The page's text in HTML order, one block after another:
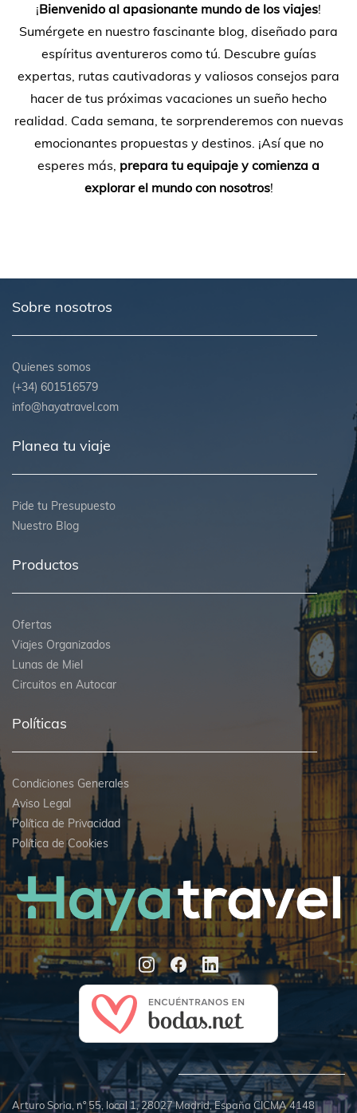
¡Bienvenido al apasionante mundo de los viajes!
Sumérgete en nuestro fascinante blog, diseñado para
espíritus aventureros como tú. Descubre guías
expertas, rutas cautivadoras y valiosos consejos para
hacer de tus próximas vacaciones un sueño hecho
realidad. Cada semana, te sorprenderemos con nuevas
emocionantes propuestas y destinos. ¡Así que no
esperes más, prepara tu equipaje y comienza a
explorar el mundo con nosotros!
Sobre nosotros
Quienes somos
(+34) 601516579
info@hayatravel.com
Planea tu viaje
Pide tu Presupuesto
Nuestro Blog
Productos
Ofertas
Viajes Organizados
Lunas de Miel
Circuitos en Autocar
Políticas
Condiciones Generales
Aviso Legal
Política de Privacidad
Política de Cookies
Arturo Soria, nº 55, local 1, 28027 Madrid, España CICMA 4148